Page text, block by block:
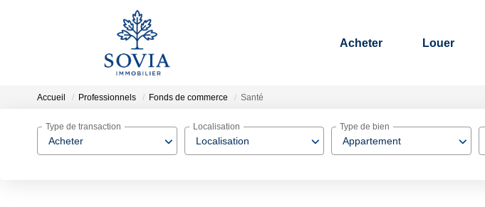
Acheter Louer
Accueil Professionnels Fonds de commerce Santé
Acheter
Type de transaction
Localisation
Localisation
Appartement
Type de bien